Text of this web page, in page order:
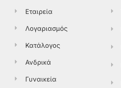
Εταιρεία
Λογαριασμός
Κατάλογος
Ανδρικά
Γυναικεία